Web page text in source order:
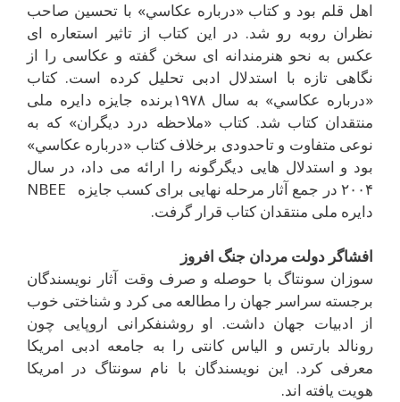
اهل قلم بود و کتاب «درباره عکاسي» با تحسين صاحب
نظران روبه رو شد. در اين کتاب از تاثير استعاره اى
عکس به نحو هنرمندانه اى سخن گفته و عکاسى را از
نگاهى تازه با استدلال ادبى تحليل کرده است. کتاب
«درباره عکاسي» به سال ۱۹۷۸برنده جايزه دايره ملى
منتقدان کتاب شد. کتاب «ملاحظه درد ديگران» که به
نوعى متفاوت و تاحدودى برخلاف کتاب «درباره عکاسي»
بود و استدلال هايى ديگرگونه را ارائه مى داد، در سال
۲۰۰۴ در جمع آثار مرحله نهايى براى کسب جايزه NBEE
دايره ملى منتقدان کتاب قرار گرفت.
افشاگر دولت مردان جنگ افروز
سوزان سونتاگ با حوصله و صرف وقت آثار نويسندگان
برجسته سراسر جهان را مطالعه مى کرد و شناختى خوب
از ادبيات جهان داشت. او روشنفکرانى اروپايى چون
رونالد بارتس و الياس کانتى را به جامعه ادبى امريکا
معرفى کرد. اين نويسندگان با نام سونتاگ در امريکا
هويت يافته اند.